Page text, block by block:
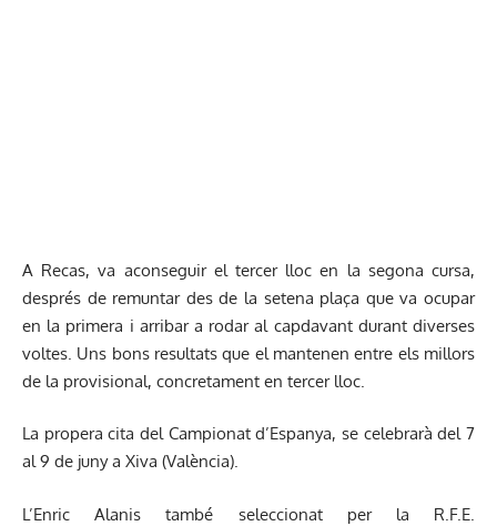
A Recas, va aconseguir el tercer lloc en la segona cursa,
després de remuntar des de la setena plaça que va ocupar
en la primera i arribar a rodar al capdavant durant diverses
voltes. Uns bons resultats que el mantenen entre els millors
de la provisional, concretament en tercer lloc.
La propera cita del Campionat d’Espanya, se celebrarà del 7
al 9 de juny a Xiva (València).
L’Enric Alanis també seleccionat per la R.F.E.